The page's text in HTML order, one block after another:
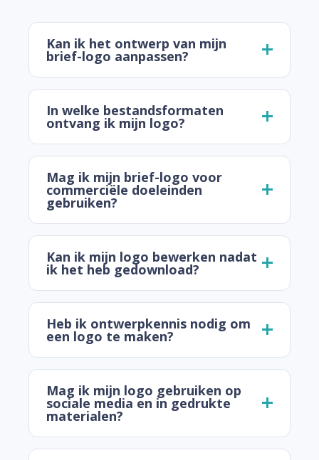
Kan ik het ontwerp van mijn
brief-logo aanpassen?
In welke bestandsformaten
ontvang ik mijn logo?
Mag ik mijn brief-logo voor
commerciële doeleinden
gebruiken?
Kan ik mijn logo bewerken nadat
ik het heb gedownload?
Heb ik ontwerpkennis nodig om
een logo te maken?
Mag ik mijn logo gebruiken op
sociale media en in gedrukte
materialen?